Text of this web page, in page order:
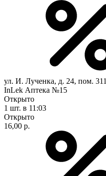
ул. И. Лученка, д. 24, пом. 311
InLek Аптека №15
Открыто
1 шт. в 11:03
Открыто
16,00 р.